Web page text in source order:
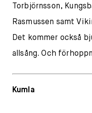
Torbjörnsson,
Rasmussen samt
Det kommer också
allsång. Och
Kumla